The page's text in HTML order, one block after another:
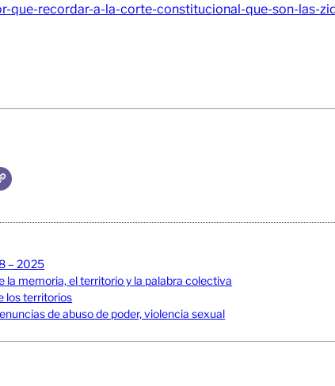
que-recordar-a-la-corte-constitucional-que-son-las-
– 2025
la memoria, el territorio y la palabra colectiva
los territorios
de abuso de poder, violencia sexual